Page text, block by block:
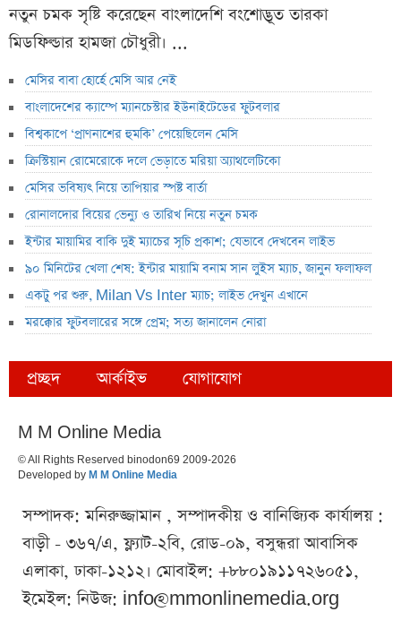
নতুন চমক সৃষ্টি করেছেন বাংলাদেশি বংশোদ্ভূত তারকা
মিডফিল্ডার হামজা চৌধুরী। ...
মেসির বাবা হোর্হে মেসি আর নেই
বাংলাদেশের ক্যাম্পে ম্যানচেস্টার ইউনাইটেডের ফুটবলার
বিশ্বকাপে ‘প্রাণনাশের হুমকি’ পেয়েছিলেন মেসি
ক্রিস্টিয়ান রোমেরোকে দলে ভেড়াতে মরিয়া অ্যাথলেটিকো
মেসির ভবিষ্যৎ নিয়ে তাপিয়ার স্পষ্ট বার্তা
রোনালদোর বিয়ের ভেন্যু ও তারিখ নিয়ে নতুন চমক
ইন্টার মায়ামির বাকি দুই ম্যাচের সূচি প্রকাশ; যেভাবে দেখবেন লাইভ
৯০ মিনিটের খেলা শেষ: ইন্টার মায়ামি বনাম সান লুইস ম্যাচ, জানুন ফলাফল
একটু পর শুরু, Milan Vs Inter ম্যাচ; লাইভ দেখুন এখানে
মরক্কোর ফুটবলারের সঙ্গে প্রেম; সত্য জানালেন নোরা
প্রচ্ছদ আর্কাইভ যোগাযোগ
M M Online Media
© All Rights Reserved binodon69 2009-2026
Developed by M M Online Media
সম্পাদক: মনিরুজ্জামান , সম্পাদকীয় ও বানিজ্যিক কার্যালয় :
বাড়ী - ৩৬৭/এ, ফ্ল্যাট-২বি, রোড-০৯, বসুন্ধরা আবাসিক
এলাকা, ঢাকা-১২১২। মোবাইল: +৮৮০১৯১১৭২৬০৫১,
ইমেইল: নিউজ: info@mmonlinemedia.org